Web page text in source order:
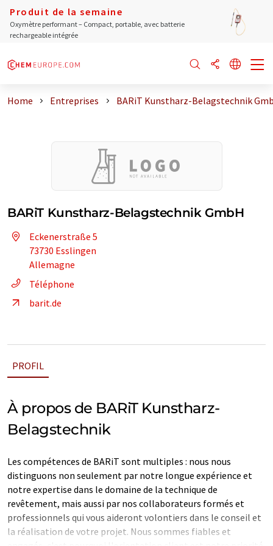
Produit de la semaine
Oxymètre performant – Compact, portable, avec batterie
rechargeable intégrée
Home Entreprises BARiT Kunstharz-Belagstechnik
BARiT Kunstharz-Belagstechnik GmbH
Eckenerstraße 5
73730 Esslingen
Allemagne
Téléphone
barit.de
PROFIL
À propos de BARiT Kunstharz-
Belagstechnik
Les compétences de BARiT sont multiples : nous nous
distinguons non seulement par notre longue expérience et
notre expertise dans le domaine de la technique de
revêtement, mais aussi par nos collaborateurs formés et
professionnels qui vous aideront volontiers dans le conseil et
la réalisation de votre projet. Nous sommes fiables et